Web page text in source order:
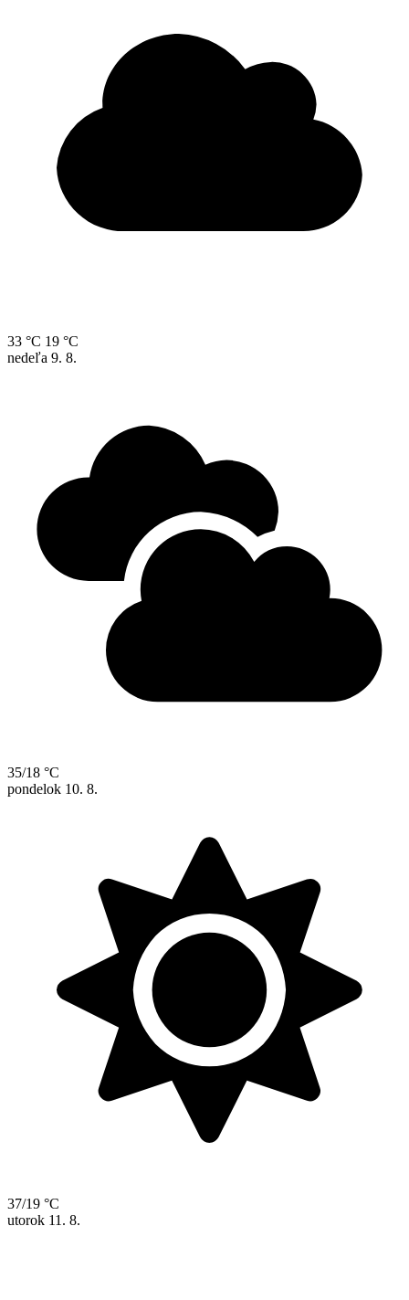
33 °C 19 °C
nedeľa 9. 8.
35/18 °C
pondelok 10. 8.
37/19 °C
utorok 11. 8.